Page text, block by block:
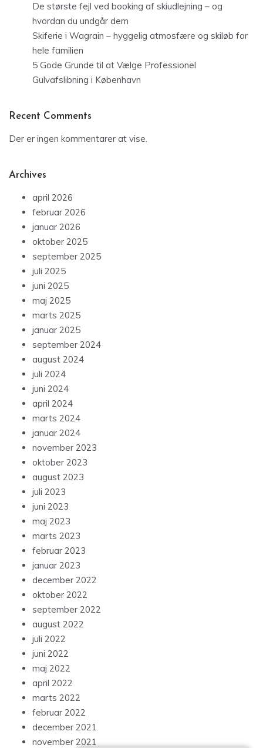
De største fejl ved booking af skiudlejning – og
hvordan du undgår dem
Skiferie i Wagrain – hyggelig atmosfære og skiløb for
hele familien
5 Gode Grunde til at Vælge Professionel
Gulvafslibning i København
Recent Comments
Der er ingen kommentarer at vise.
Archives
april 2026
februar 2026
januar 2026
oktober 2025
september 2025
juli 2025
juni 2025
maj 2025
marts 2025
januar 2025
september 2024
august 2024
juli 2024
juni 2024
april 2024
marts 2024
januar 2024
november 2023
oktober 2023
august 2023
juli 2023
juni 2023
maj 2023
marts 2023
februar 2023
januar 2023
december 2022
oktober 2022
september 2022
august 2022
juli 2022
juni 2022
maj 2022
april 2022
marts 2022
februar 2022
december 2021
november 2021